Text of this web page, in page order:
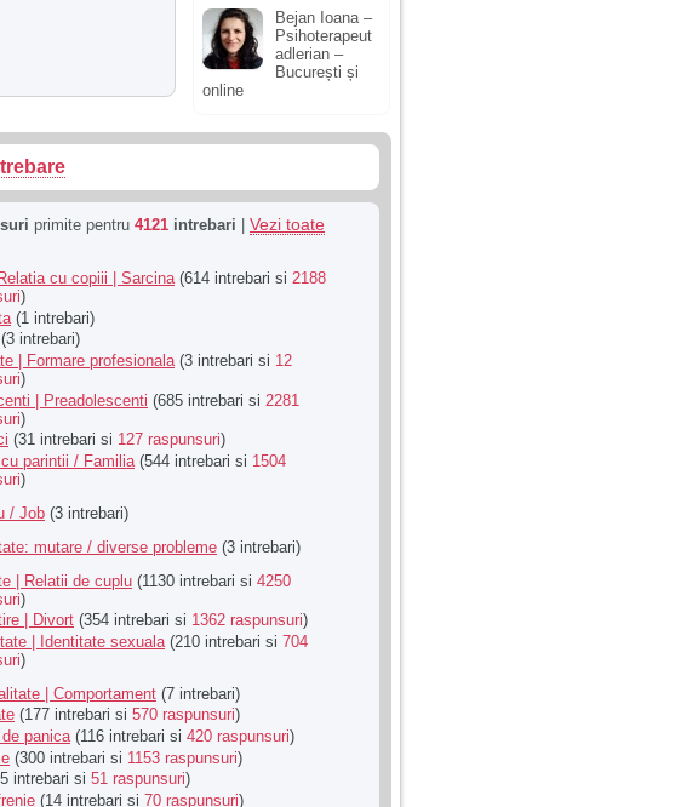
Bejan Ioana –
Psihoterapeut
adlerian –
București și
online
primite pentru 4121 intrebari
Vezi toate
cu copiii | Sarcina(614 intrebari si 2188
)
(1 intrebari)
intrebari)
| Formare profesionala (3 intrebari si 12
)
| Preadolescenti (685 intrebari si 2281
)
(31 intrebari si 127 raspunsuri)
parintii / Familia (544 intrebari si 1504
)
/ Job (3 intrebari)
mutare / diverse probleme (3 intrebari)
| Relatii de cuplu (1130 intrebari si 4250
)
| Divort (354 intrebari si 1362 raspunsuri)
| Identitate sexuala (210 intrebari si 704
)
| Comportament (7 intrebari)
(177 intrebari si 570 raspunsuri)
panica(116 intrebari si 420 raspunsuri)
(300 intrebari si 1153 raspunsuri)
intrebari si 51 raspunsuri)
(14 intrebari si 70 raspunsuri)